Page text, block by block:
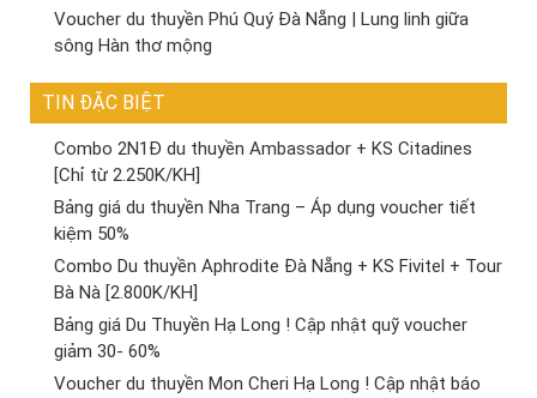
Voucher du thuyền Phú Quý Đà Nẵng | Lung linh giữa
sông Hàn thơ mộng
TIN ĐẶC BIỆT
Combo 2N1Đ du thuyền Ambassador + KS Citadines
[Chỉ từ 2.250K/KH]
Bảng giá du thuyền Nha Trang – Áp dụng voucher tiết
kiệm 50%
Combo Du thuyền Aphrodite Đà Nẵng + KS Fivitel + Tour
Bà Nà [2.800K/KH]
Bảng giá Du Thuyền Hạ Long ! Cập nhật quỹ voucher
giảm 30- 60%
Voucher du thuyền Mon Cheri Hạ Long ! Cập nhật báo